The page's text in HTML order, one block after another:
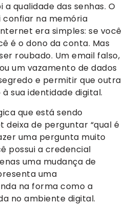
qualidade das senhas. O
na memória
era simples: se você
é o dono da conta. Mas
roubado. Um email falso,
um vazamento de dados
e permitir que outra
sua identidade digital.
que está sendo
deixa de perguntar “qual é
uma pergunta muito
possui a credencial
uma mudança de
uma
na forma como a
no ambiente digital.